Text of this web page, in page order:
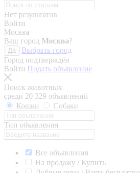
Нет результатов
Войти
Москва
Ваш город Москва?
Да
Выбрать город
Город подтверждён
Войти Подать объявление
Поиск животных
среди 20 329 объявлений
Кошки
Собаки
Тип объявления
Все объявления
На продажу / Купить